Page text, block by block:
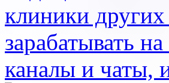
клиники других
зарабатывать
каналы и чаты,